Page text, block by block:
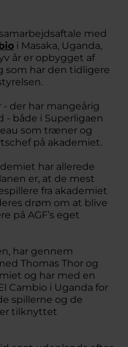
med
i Masaka, Uganda,
år er opbygget af
som har den tidligere
- der har mangeårig
- både i Superligaen
som træner og
på akademiet.
har allerede
er, at de mest
fra akademiet
drøm om at blive
på AGF’s eget
har gennem
Thomas Thor og
og har med en
Cambio i Uganda for
spillerne og de
tilknyttet